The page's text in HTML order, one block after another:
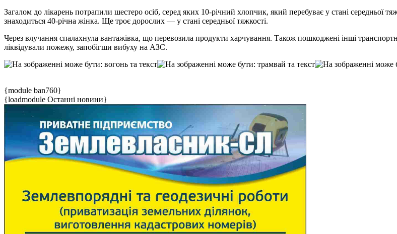
Загалом до лікарень потрапили шестеро осіб, серед яких 10-річний хлопчик, який перебуває у стані середньої
знаходиться 40-річна жінка. Ще троє дорослих — у стані середньої тяжкості.
Через влучання спалахнула вантажівка, що перевозила продукти харчування. Також пошкоджені інші
ліквідували пожежу, запобігши вибуху на АЗС.
{module ban760}
{loadmodule Останні новини}